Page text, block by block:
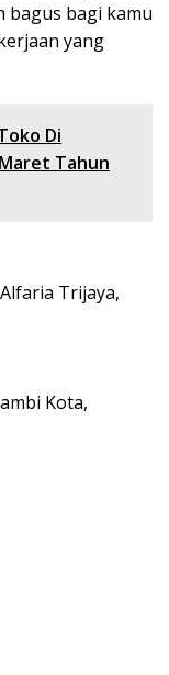
bagus bagi kamu
yang
Di
Tahun
Trijaya,
Kota,